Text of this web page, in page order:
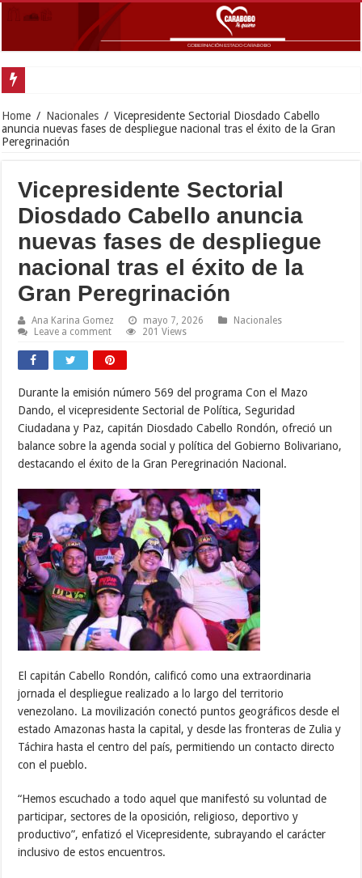
Home / Nacionales / Vicepresidente Sectorial Diosdado Cabello
anuncia nuevas fases de despliegue nacional tras el éxito de la Gran
Peregrinación
Vicepresidente Sectorial
Diosdado Cabello anuncia
nuevas fases de despliegue
nacional tras el éxito de la
Gran Peregrinación
Ana Karina Gomez mayo 7, 2026
Nacionales
Leave a comment
201 Views
Durante la emisión número 569 del programa Con el Mazo
Dando, el vicepresidente Sectorial de Política, Seguridad
Ciudadana y Paz, capitán Diosdado Cabello Rondón, ofreció un
balance sobre la agenda social y política del Gobierno Bolivariano,
destacando el éxito de la Gran Peregrinación Nacional.
El capitán Cabello Rondón, calificó como una extraordinaria
jornada el despliegue realizado a lo largo del territorio
venezolano. La movilización conectó puntos geográficos desde el
estado Amazonas hasta la capital, y desde las fronteras de Zulia y
Táchira hasta el centro del país, permitiendo un contacto directo
con el pueblo.
“Hemos escuchado a todo aquel que manifestó su voluntad de
participar, sectores de la oposición, religioso, deportivo y
productivo”, enfatizó el Vicepresidente, subrayando el carácter
inclusivo de estos encuentros.